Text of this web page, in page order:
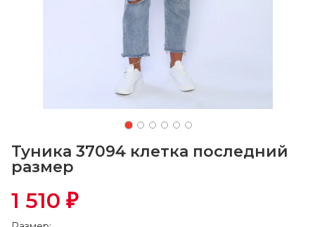
Туника 37094 клетка последний
размер
1 510 ₽